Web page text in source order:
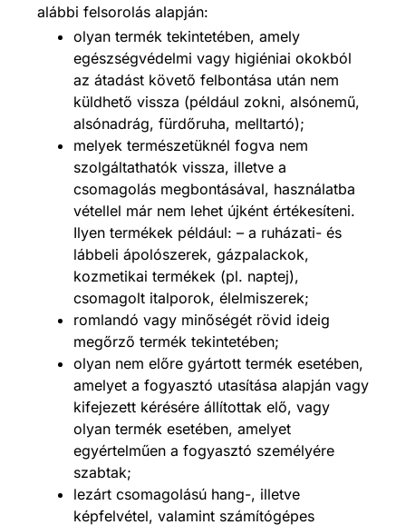
alábbi felsorolás alapján:
olyan termék tekintetében, amely
egészségvédelmi vagy higiéniai okokból
az átadást követő felbontása után nem
küldhető vissza (például zokni, alsónemű,
alsónadrág, fürdőruha, melltartó);
melyek természetüknél fogva nem
szolgáltathatók vissza, illetve a
csomagolás megbontásával, használatba
vétellel már nem lehet újként értékesíteni.
Ilyen termékek például: – a ruházati- és
lábbeli ápolószerek, gázpalackok,
kozmetikai termékek (pl. naptej),
csomagolt italporok, élelmiszerek;
romlandó vagy minőségét rövid ideig
megőrző termék tekintetében;
olyan nem előre gyártott termék esetében,
amelyet a fogyasztó utasítása alapján vagy
kifejezett kérésére állítottak elő, vagy
olyan termék esetében, amelyet
egyértelműen a fogyasztó személyére
szabtak;
lezárt csomagolású hang-, illetve
képfelvétel, valamint számítógépes